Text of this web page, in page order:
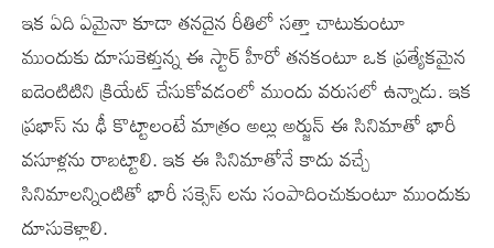
ఇక ఏది ఏమైనా కూడా తనదైన రీతిలో సత్తా చాటుకుంటూ
ముందుకు దూసుకెళ్తున్న ఈ స్టార్ హీరో తనకంటూ ఒక ప్రత్యేకమైన
ఐడెంటిటిని క్రియేట్ చేసుకోవడంలో ముందు వరుసలో ఉన్నాడు. ఇక
ప్రభాస్ ను ఢీ కొట్టాలంటే మాత్రం అల్లు అర్జున్ ఈ సినిమాతో భారీ
వసూళ్లను రాబట్టాలి. ఇక ఈ సినిమాతోనే కాదు వచ్చే
సినిమాలన్నింటితో భారీ సక్సెస్ లను సంపాదించుకుంటూ ముందుకు
దూసుకెళ్లాలి.